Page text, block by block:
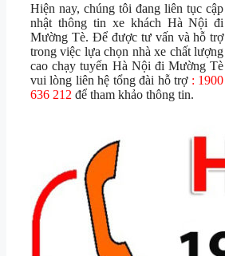
Hiện nay, chúng tôi đang liên tục cập
nhật thông tin xe khách Hà Nội đi
Mường Tè. Để được tư vấn và hỗ trợ
trong việc lựa chọn nhà xe chất lượng
cao chạy tuyến Hà Nội đi Mường Tè
vui lòng liên hệ tổng đài hỗ trợ : 1900
636 212 để tham khảo thông tin.